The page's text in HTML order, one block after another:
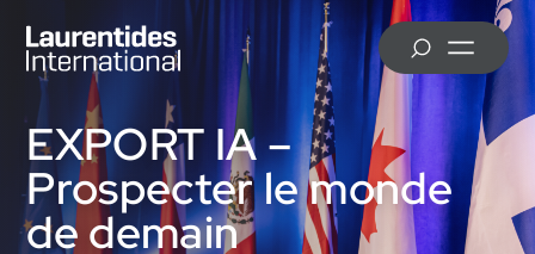
MRC d’Antoine-Labelle
Skip to main content
EXPORT IA –
Prospecter le monde
de demain